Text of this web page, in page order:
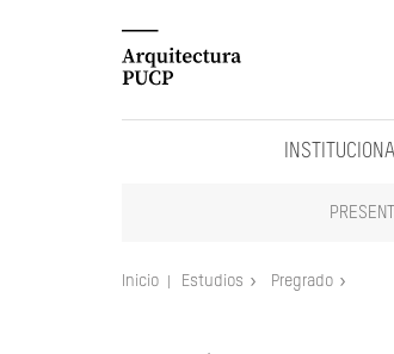
Inicio Estudios Pregrado